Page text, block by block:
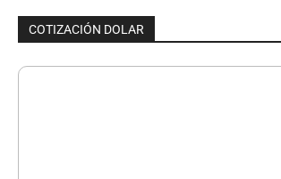
COTIZACIÓN DOLAR